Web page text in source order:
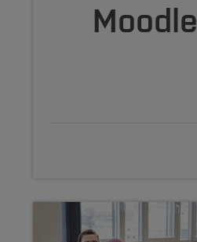
Moodle